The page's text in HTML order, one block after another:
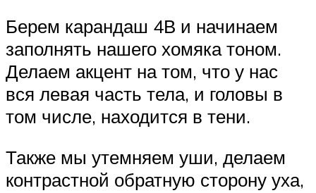
Берем карандаш 4В и начинаем
заполнять нашего хомяка тоном.
Делаем акцент на том, что у нас
вся левая часть тела, и головы в
том числе, находится в тени.
Также мы утемняем уши, делаем
контрастной обратную сторону уха,